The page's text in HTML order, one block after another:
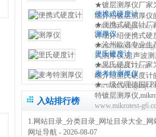
★镀层测厚仪厂家
细介绍镀层测厚仪
知识,包括镀层测厚
使用方法,使用注意
修保养等,使您更好
和使用镀层测试仪
3038768
便携式硬度计
★便携式硬度计厂
详细介绍便携式硬
相关知识,包括便携
计原理,使用方法,
事项,维修保养等,使
的了解和使用便携
仪方法 0317-
测厚仪
★沧州欧谱专业生
式测厚仪,超声波
镀层测厚仪,里氏硬
声波探伤仪,测厚仪
糙度仪,电火花检测
力测试仪,免费保修
0317-3038768
www.oupu17.com
里氏硬度计
★里氏硬度计厂家
细介绍里氏硬度计
知识,包括里氏硬度
使用方法,使用注意
修保养等,使您更好
和使用里氏硬度测
0317-3038768
麦考特测厚仪
★一级代理德国
特镀层测厚仪
g6,f6等多种型号的
仪,NIFE50电镀镍
机械式锌层测厚仪,
www.mikrotest-
入站排行榜
1. 网站目录_分类目录_网址目录大全_网
网址导航 - 2026-08-07